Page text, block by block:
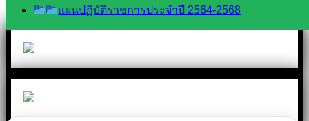
แผนปฏิบัติราชการประจำปี 2564-2568
Facebook